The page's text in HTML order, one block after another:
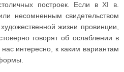
построек. Если в XI в.
несомненным свидетельством
жизни провинции,
говорят об ослаблении в
интересно, к каким вариантам